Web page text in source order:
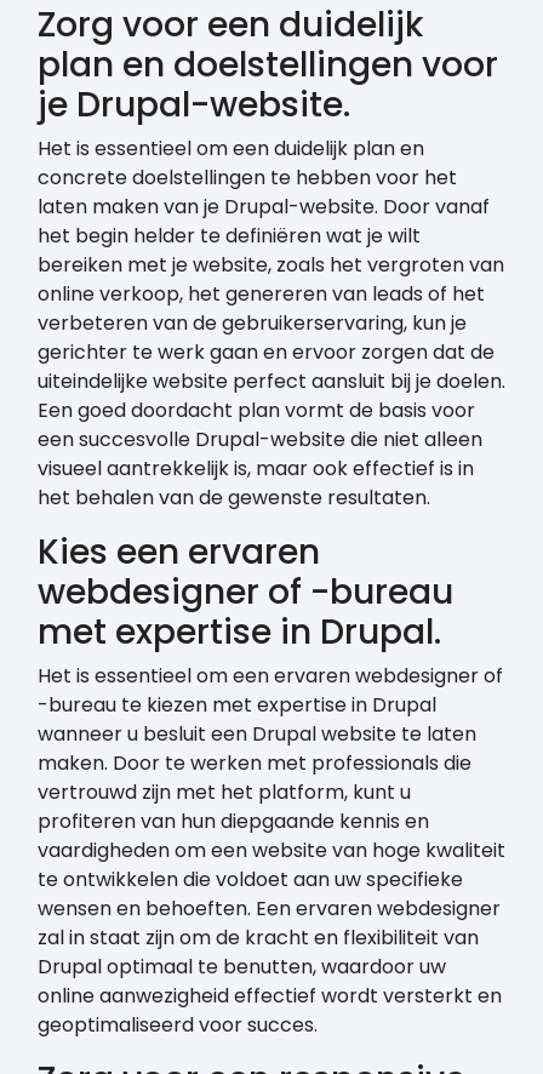
Zorg voor een duidelijk
plan en doelstellingen voor
je Drupal-website.
Het is essentieel om een duidelijk plan en
concrete doelstellingen te hebben voor het
laten maken van je Drupal-website. Door vanaf
het begin helder te definiëren wat je wilt
bereiken met je website, zoals het vergroten van
online verkoop, het genereren van leads of het
verbeteren van de gebruikerservaring, kun je
gerichter te werk gaan en ervoor zorgen dat de
uiteindelijke website perfect aansluit bij je doelen.
Een goed doordacht plan vormt de basis voor
een succesvolle Drupal-website die niet alleen
visueel aantrekkelijk is, maar ook effectief is in
het behalen van de gewenste resultaten.
Kies een ervaren
webdesigner of -bureau
met expertise in Drupal.
Het is essentieel om een ervaren webdesigner of
-bureau te kiezen met expertise in Drupal
wanneer u besluit een Drupal website te laten
maken. Door te werken met professionals die
vertrouwd zijn met het platform, kunt u
profiteren van hun diepgaande kennis en
vaardigheden om een website van hoge kwaliteit
te ontwikkelen die voldoet aan uw specifieke
wensen en behoeften. Een ervaren webdesigner
zal in staat zijn om de kracht en flexibiliteit van
Drupal optimaal te benutten, waardoor uw
online aanwezigheid effectief wordt versterkt en
geoptimaliseerd voor succes.